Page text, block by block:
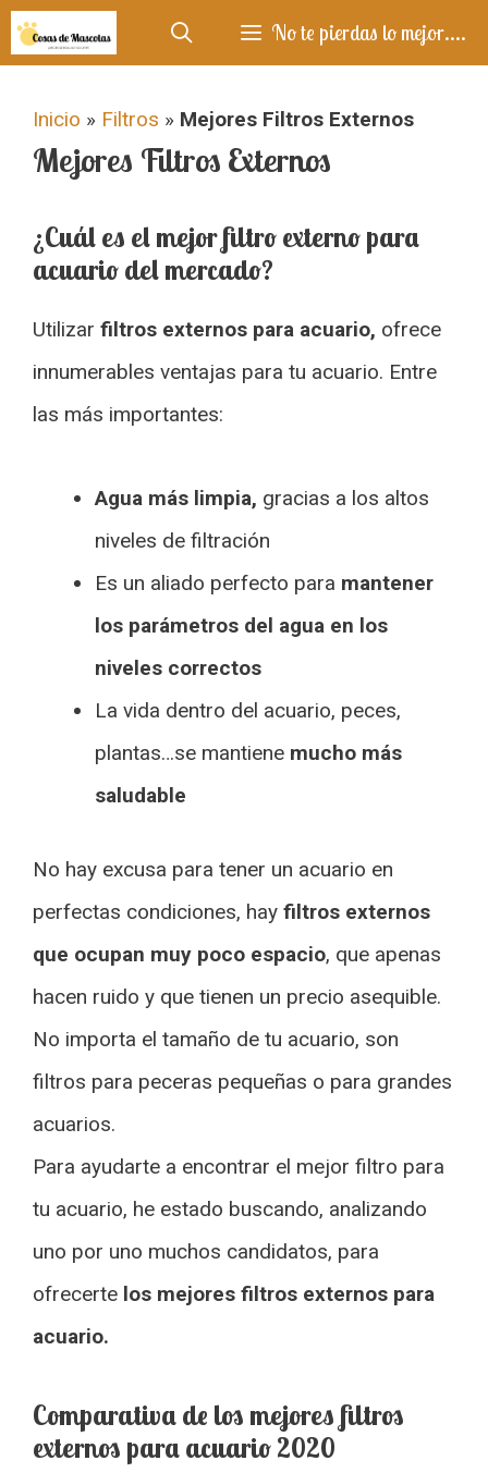
Saltar
al
No te pierdas lo mejor....
Inicio » Filtros » Mejores Filtros Externos
Mejores Filtros Externos
¿Cuál es el mejor filtro externo para
acuario del mercado?
Utilizar filtros externos para acuario, ofrece
innumerables ventajas para tu acuario. Entre
las más importantes:
Agua más limpia, gracias a los altos
niveles de filtración
Es un aliado perfecto para mantener
los parámetros del agua en los
niveles correctos
La vida dentro del acuario, peces,
plantas…se mantiene mucho más
saludable
No hay excusa para tener un acuario en
perfectas condiciones, hay filtros externos
que ocupan muy poco espacio, que apenas
hacen ruido y que tienen un precio asequible.
No importa el tamaño de tu acuario, son
filtros para peceras pequeñas o para grandes
acuarios.
Para ayudarte a encontrar el mejor filtro para
tu acuario, he estado buscando, analizando
uno por uno muchos candidatos, para
ofrecerte los mejores filtros externos para
acuario.
Comparativa de los mejores filtros
externos para acuario 2020